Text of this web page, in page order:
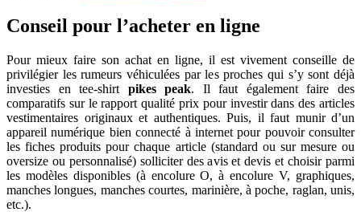
Conseil pour l’acheter en ligne
Pour mieux faire son achat en ligne, il est vivement conseille de
privilégier les rumeurs véhiculées par les proches qui s’y sont déjà
investies en tee-shirt pikes peak. Il faut également faire des
comparatifs sur le rapport qualité prix pour investir dans des articles
vestimentaires originaux et authentiques. Puis, il faut munir d’un
appareil numérique bien connecté à internet pour pouvoir consulter
les fiches produits pour chaque article (standard ou sur mesure ou
oversize ou personnalisé) solliciter des avis et devis et choisir parmi
les modèles disponibles (à encolure O, à encolure V, graphiques,
manches longues, manches courtes, marinière, à poche, raglan, unis,
etc.).